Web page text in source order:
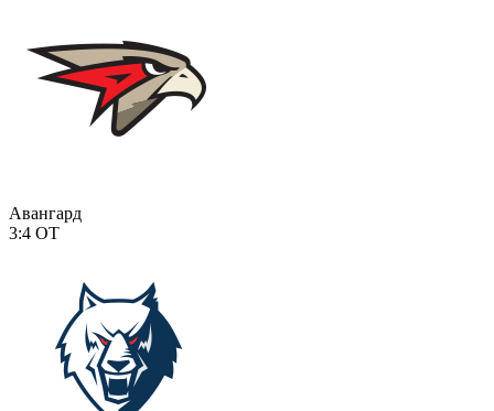
Авангард
3:4 ОТ